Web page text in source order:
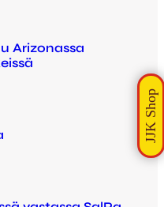
Arizonassa